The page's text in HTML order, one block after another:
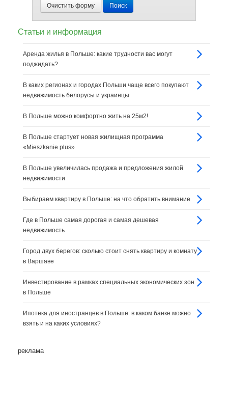
Очистить форму Поиск
Статьи и информация
Аренда жилья в Польше: какие трудности вас могут
поджидать?
В каких регионах и городах Польши чаще всего покупают
недвижимость белорусы и украинцы
В Польше можно комфортно жить на 25м2!
В Польше стартует новая жилищная программа
«Mieszkanie plus»
В Польше увеличилась продажа и предложения жилой
недвижимости
Выбираем квартиру в Польше: на что обратить внимание
Где в Польше самая дорогая и самая дешевая
недвижимость
Город двух берегов: сколько стоит снять квартиру и комнату
в Варшаве
Инвестирование в рамках специальных экономических зон
в Польше
Ипотека для иностранцев в Польше: в каком банке можно
взять и на каких условиях?
реклама